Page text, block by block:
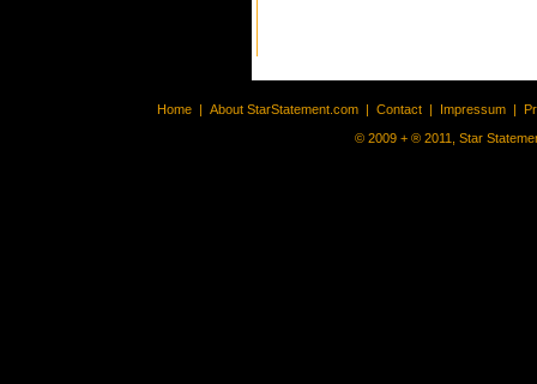
Home | About StarStatement.com | Contact | Impressum |
© 2009 + ® 2011, Star